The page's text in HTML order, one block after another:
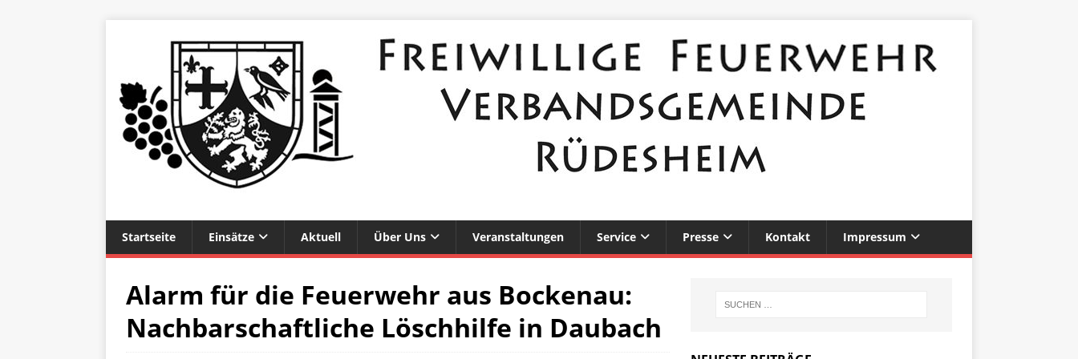
Startseite Einsätze Aktuell Über Uns Veranstaltungen Service Presse Kontakt Impressum
Alarm für die Feuerwehr aus Bockenau:
Nachbarschaftliche Löschhilfe in Daubach